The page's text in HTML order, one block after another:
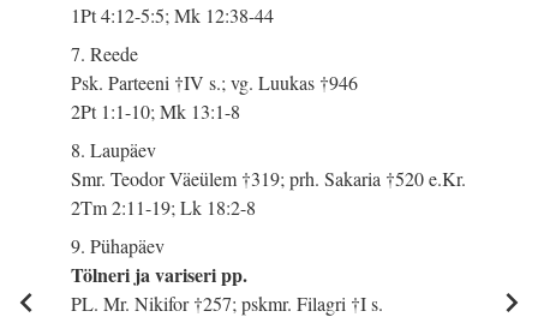
1Pt 4:12-5:5; Mk 12:38-44
7. Reede
Psk. Parteeni †IV s.; vg. Luukas †946
2Pt 1:1-10; Mk 13:1-8
8. Laupäev
Smr. Teodor Väeülem †319; prh. Sakaria †520 e.Kr.
2Tm 2:11-19; Lk 18:2-8
9. Pühapäev
Tölneri ja variseri pp.
PL. Mr. Nikifor †257; pskmr. Filagri †I s.